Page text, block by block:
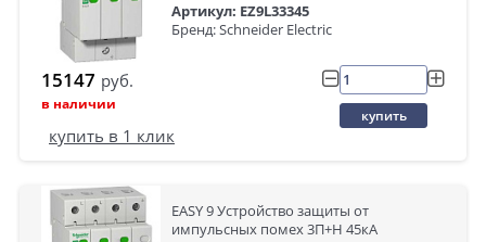
Артикул: EZ9L33345
Бренд: Schneider Electric
15147 руб.
в наличии
купить
купить в 1 клик
EASY 9 Устройство защиты от
импульсных помех 3П+Н 45кА